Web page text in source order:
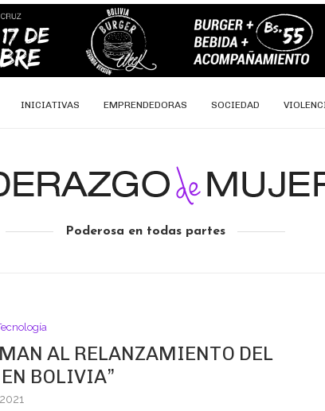
INICIATIVAS EMPRENDEDORAS SOCIEDAD
Poderosa en todas partes
AL RELANZAMIENTO DEL
BOLIVIA”